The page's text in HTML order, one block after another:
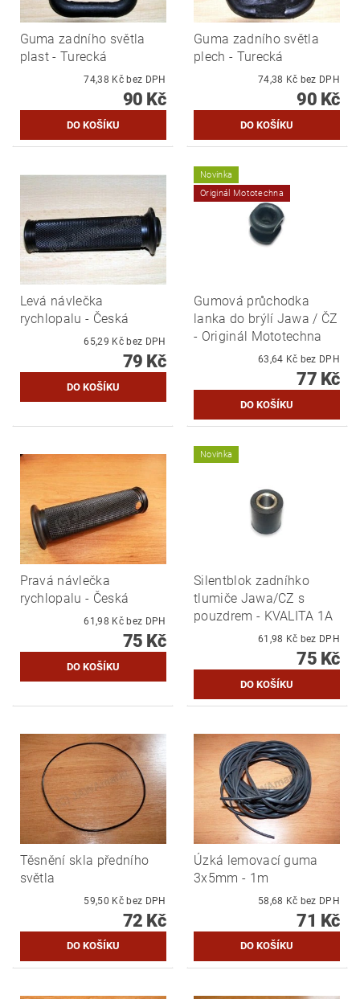
Guma zadního světla
plast - Turecká
74,38 Kč bez DPH
90 Kč
Guma zadního světla
plech - Turecká
74,38 Kč bez DPH
90 Kč
Levá návlečka
rychlopalu - Česká
65,29 Kč bez DPH
79 Kč
Novinka
Originál Mototechna
Gumová průchodka
lanka do brýlí Jawa / ČZ
- Originál Mototechna
63,64 Kč bez DPH
77 Kč
Pravá návlečka
rychlopalu - Česká
61,98 Kč bez DPH
75 Kč
Novinka
Silentblok zadníhko
tlumiče Jawa/CZ s
pouzdrem - KVALITA 1A
61,98 Kč bez DPH
75 Kč
Těsnění skla předního
světla
59,50 Kč bez DPH
72 Kč
Úzká lemovací guma
3x5mm - 1m
58,68 Kč bez DPH
71 Kč